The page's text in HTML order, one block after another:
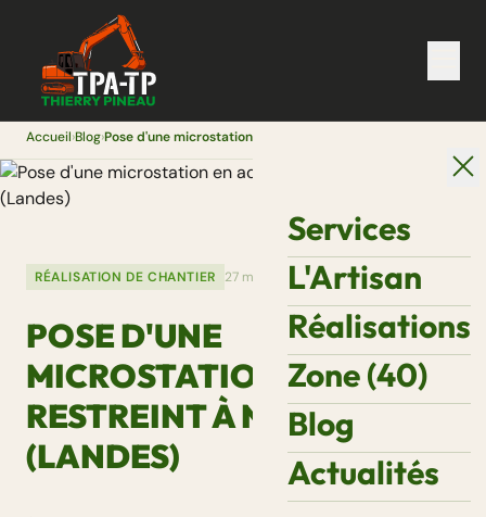
Services
L'Artisan
Réalisations
Zone (40)
Blog
Actualités
Accueil›Blog›
RÉALISATION DE CHANTIER 27 mars 2026
POSE D'UNE
MICROSTATION EN ACCÈS
RESTREINT À NASSIET
(LANDES)